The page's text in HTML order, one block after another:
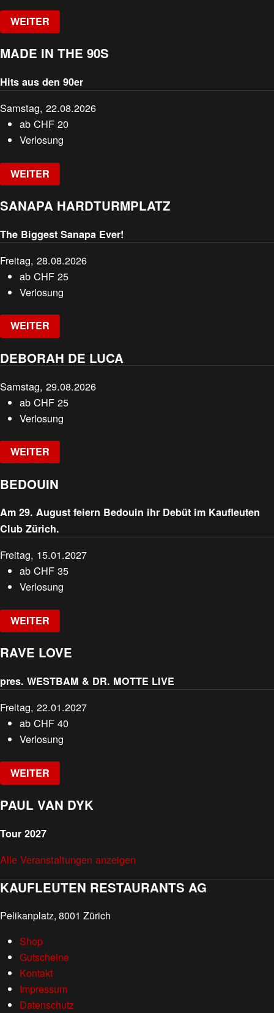
WEITER
MADE IN THE 90S
Hits aus den 90er
Samstag, 22.08.2026
abCHF 20
Verlosung
WEITER
SANAPA HARDTURMPLATZ
The Biggest Sanapa Ever!
Freitag, 28.08.2026
abCHF 25
Verlosung
WEITER
DEBORAH DE LUCA
Samstag, 29.08.2026
abCHF 25
Verlosung
WEITER
BEDOUIN
Am 29. August feiern Bedouin ihr Debüt im Kaufleuten
Club Zürich.
Freitag, 15.01.2027
abCHF 35
Verlosung
WEITER
RAVE LOVE
pres. WESTBAM & DR. MOTTE LIVE
Freitag, 22.01.2027
abCHF 40
Verlosung
WEITER
PAUL VAN DYK
Tour 2027
Alle Veranstaltungen anzeigen
KAUFLEUTEN RESTAURANTS AG
Pelikanplatz, 8001 Zürich
Shop
Gutscheine
Kontakt
Impressum
Datenschutz